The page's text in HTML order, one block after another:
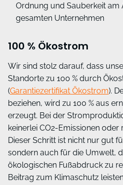
Ordnung und Sauberkeit am
gesamten Unternehmen
100 % Ökostrom
Wir sind stolz darauf, dass
Standorte zu 100 % durch
(Garantiezertifikat Ökostrom).
beziehen, wird zu 100 % aus
erzeugt. Bei der
keinerlei CO2-Emissionen oder
Dieser Schritt ist nicht nur gut
sondern auch für die Umwelt,
ökologischen Fußabdruck zu
Beitrag zum Klimaschutz